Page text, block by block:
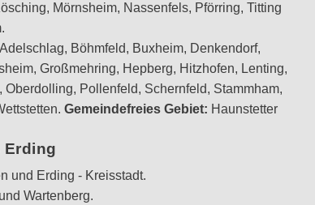
Mörnsheim, Nassenfels, Pförring, Titting
Adelschlag, Böhmfeld, Buxheim, Denkendorf,
Großmehring, Hepberg, Hitzhofen, Lenting,
Oberdolling, Pollenfeld, Schernfeld, Stammham,
Gemeindefreies Gebiet: Haunstetter
Erding
und Erding - Kreisstadt.
Wartenberg.